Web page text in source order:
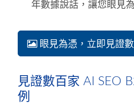
年數據說話，讓您眼見
眼見為憑，立即見證
見證數百家 AI SEO
例